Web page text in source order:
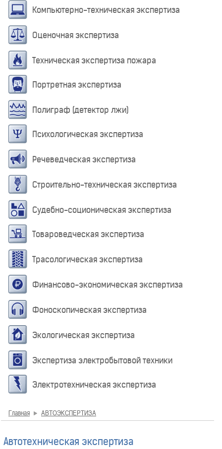
Компьютерно-техническая экспертиза
Оценочная экспертиза
Техническая экспертиза пожара
Портретная экспертиза
Полиграф (детектор лжи)
Психологическая экспертиза
Речеведческая экспертиза
Строительно-техническая экспертиза
Судебно-соционическая экспертиза
Товароведческая экспертиза
Трасологическая экспертиза
Финансово-экономическая экспертиза
Фоноскопическая экспертиза
Экологическая экспертиза
Экспертиза электробытовой техники
Электротехническая экспертиза
Главная АВТОЭКСПЕРТИЗА
Автотехническая экспертиза